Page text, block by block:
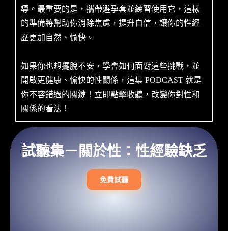
導。最重要的是，攜帶避孕套並練習使用它，這樣
的準備將幫助你消除焦慮，提升自信，讓你的性經
歷更加自然、愉快。
如果你也想擺脫不安，學會如何面對這些挑戰，並
開啟更健康、愉快的性關係，這集 PODCAST 就是
你不容錯過的關鍵！立即點擊收聽，改變你對性和
關係的看法！
試聽集－關於性：性經驗缺乏
免費試聽